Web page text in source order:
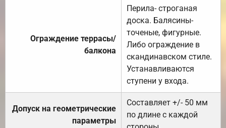
Ограждение террасы/
балкона
Перила- строганая
доска. Балясины-
точеные, фигурные.
Либо ограждение в
скандинавском стиле.
Устанавливаются
ступени у входа.
Допуск на геометрические
параметры
Составляет +/- 50 мм
по длине с каждой